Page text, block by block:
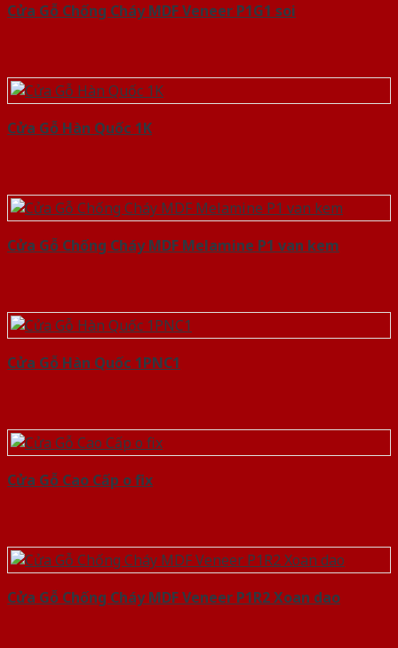
Cửa Gỗ Chống Cháy MDF Veneer P1G1 soi
Cửa Gỗ Hàn Quốc 1K
Cửa Gỗ Chống Cháy MDF Melamine P1 van kem
Cửa Gỗ Hàn Quốc 1PNC1
Cửa Gỗ Cao Cấp o fix
Cửa Gỗ Chống Cháy MDF Veneer P1R2 Xoan dao